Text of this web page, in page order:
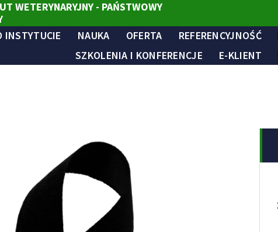
WETERYNARYJNY - PAŃSTWOWY
INSTYTUCIE
NAUKA OFERTA REFERENCYJNOŚĆ
SZKOLENIA I KONFERENCJE
E-KLIENT